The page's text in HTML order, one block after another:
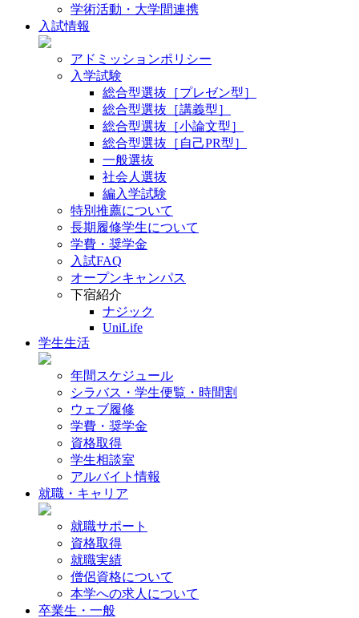
学術活動・大学間連携
入試情報
アドミッションポリシー
入学試験
総合型選抜［プレゼン型］
総合型選抜［講義型］
総合型選抜［小論文型］
総合型選抜［自己PR型］
一般選抜
社会人選抜
編入学試験
特別推薦について
長期履修学生について
学費・奨学金
入試FAQ
オープンキャンパス
下宿紹介
ナジック
UniLife
学生生活
年間スケジュール
シラバス・学生便覧・時間割
ウェブ履修
学費・奨学金
資格取得
学生相談室
アルバイト情報
就職・キャリア
就職サポート
資格取得
就職実績
僧侶資格について
本学への求人について
卒業生・一般